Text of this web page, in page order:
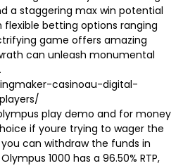
a staggering max win potential
flexible betting options ranging
game offers amazing
can unleash monumental
casinoau-digital-
play demo and for money
if youre trying to wager the
can withdraw the funds in
1000 has a 96.50% RTP,